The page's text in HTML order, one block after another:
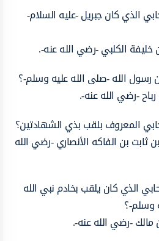
الذي كان جبريل -عليه السلام-
خليفة الكلبي -رضي الله عنه-.
الله -صلى الله عليه وسلم-؟
-رضي الله عنه-.
المعروف بلقب بذي الشهادتين؟
ثابت بن الفاكه الأنصاري -رضي الله
الذي كان يلقب بخادم نبي الله
وسلم-؟
-رضي الله عنه-.